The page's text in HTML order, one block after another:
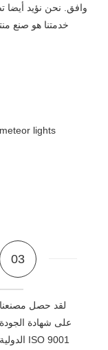
خدمتنا هو صنع
03
لقد حصل مصنعنا
على شهادة الجودة
الدولية ISO 9001